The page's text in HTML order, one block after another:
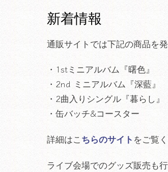
新着情報
通販サイトでは下記の商品を発
・1stミニアルバム『曙色』
・2nd ミニアルバム『深藍』
・2曲入りシングル『暮らし』
・缶バッチ&コースター
詳細はこちらのサイト をご覧
ライブ会場でのグッズ販売も